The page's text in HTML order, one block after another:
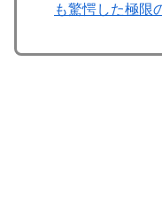
も驚愕した極限